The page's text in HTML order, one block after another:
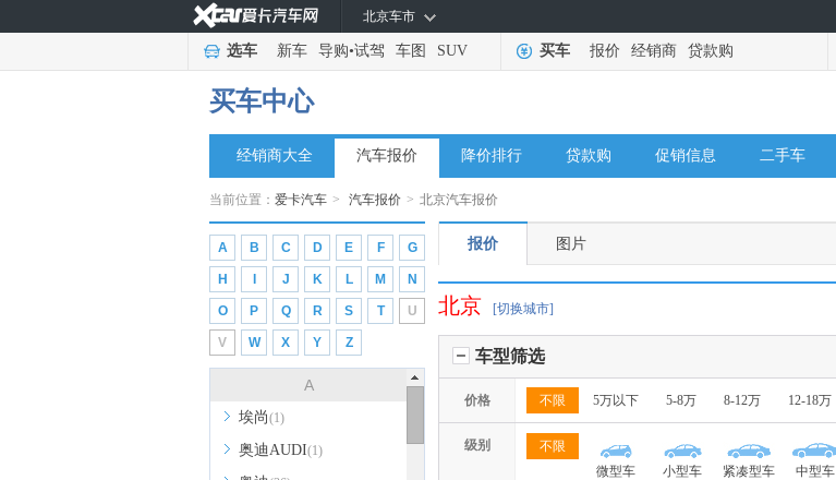
北京车市
选车 新车 导购•试驾 车图 SUV 买车 报价 经销商 贷款购
买车中心
经销商大全 汽车报价 降价排行 贷款购 促销信息 二手车
当前位置： 爱卡汽车 > 汽车报价 > 北京汽车报价
A B C D E F G
H J K L M N
O P Q R S T U
V W X Y Z
A
埃尚(1)
奥迪AUDI(1)
报价 图片
北京 [切换城市]
车型筛选
价格 不限 5万以下 5-8万 8-12万 12-18万
级别
不限
微型车
小型车 紧凑型车 中型车